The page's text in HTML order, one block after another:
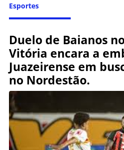
Esportes
Duelo de Baianos
Vitória encara a
Juazeirense em
no Nordestão.